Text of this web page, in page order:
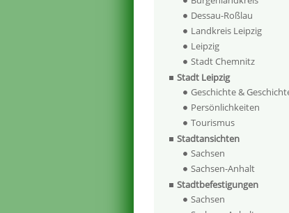
Dessau-Roßlau
Landkreis Leipzig
Leipzig
Stadt Chemnitz
Stadt Leipzig
Geschichte &
Persönlichkeiten
Tourismus
Stadtansichten
Sachsen
Sachsen-Anhalt
Stadtbefestigungen
Sachsen